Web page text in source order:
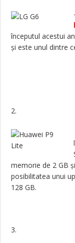
începutul acestui
și este unul dintre
2.
memorie de 2 GB
posibilitatea unui
128 GB.
3.